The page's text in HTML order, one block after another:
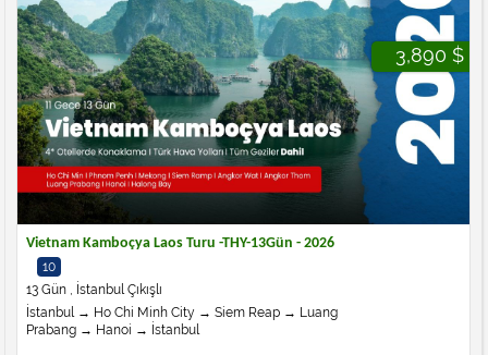
3,890 $
Vietnam Kamboçya Laos Turu -THY-13Gün - 2026
10
13 Gün , İstanbul Çıkışlı
İstanbul → Ho Chi Minh City → Siem Reap → Luang
Prabang → Hanoi → İstanbul